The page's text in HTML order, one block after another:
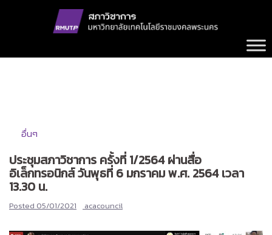
อื่นๆ
ประชุมสภาวิชาการ ครั้งที่ 1/2564 ผ่านสื่อ
อิเล็กทรอนิกส์ วันพุธที่ 6 มกราคม พ.ศ. 2564 เวลา
13.30 น.
Posted 05/01/2021 acacouncil